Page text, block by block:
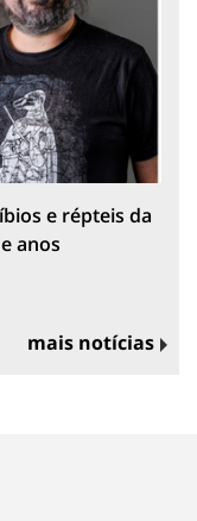
e répteis da
anos
mais notícias